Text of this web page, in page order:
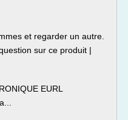
et regarder un autre.
sur ce produit |
EURL